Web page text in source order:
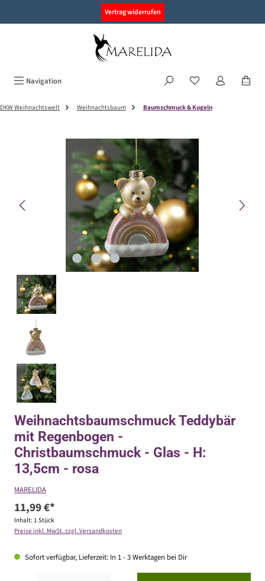
Vertrag widerrufen
Navigation
DKW Weihnachtswelt Weihnachtsbaum Baumschmuck & Kugeln
Weihnachtsbaumschmuck Teddybär
mit Regenbogen -
Christbaumschmuck - Glas - H:
13,5cm - rosa
MARELIDA
11,99 €*
Inhalt: 1 Stück
Preise inkl. MwSt. zzgl. Versandkosten
Sofort verfügbar, Lieferzeit: In 1 - 3 Werktagen bei Dir